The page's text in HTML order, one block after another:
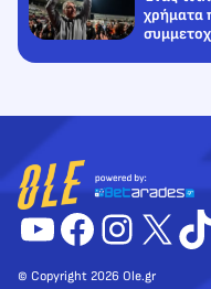
χρήματα
YouTube
X
© Copyright 2026 Ole.gr